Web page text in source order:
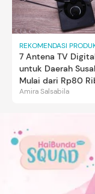
REKOMENDASI
7 Antena TV
untuk Daerah
Mulai dari Rp80
Amira Salsabila